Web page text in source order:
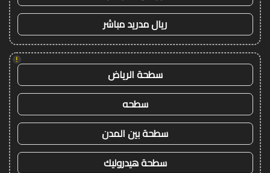
ريال مدريد مباشر
!
سطحة الرياض
سطحه
سطحة بين المدن
سطحة هيدروليك